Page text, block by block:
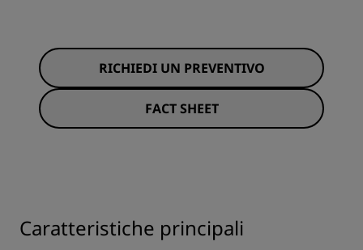
RICHIEDI UN PREVENTIVO
FACT SHEET
Caratteristiche principali